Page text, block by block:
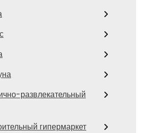
развлекательный
гипермаркет